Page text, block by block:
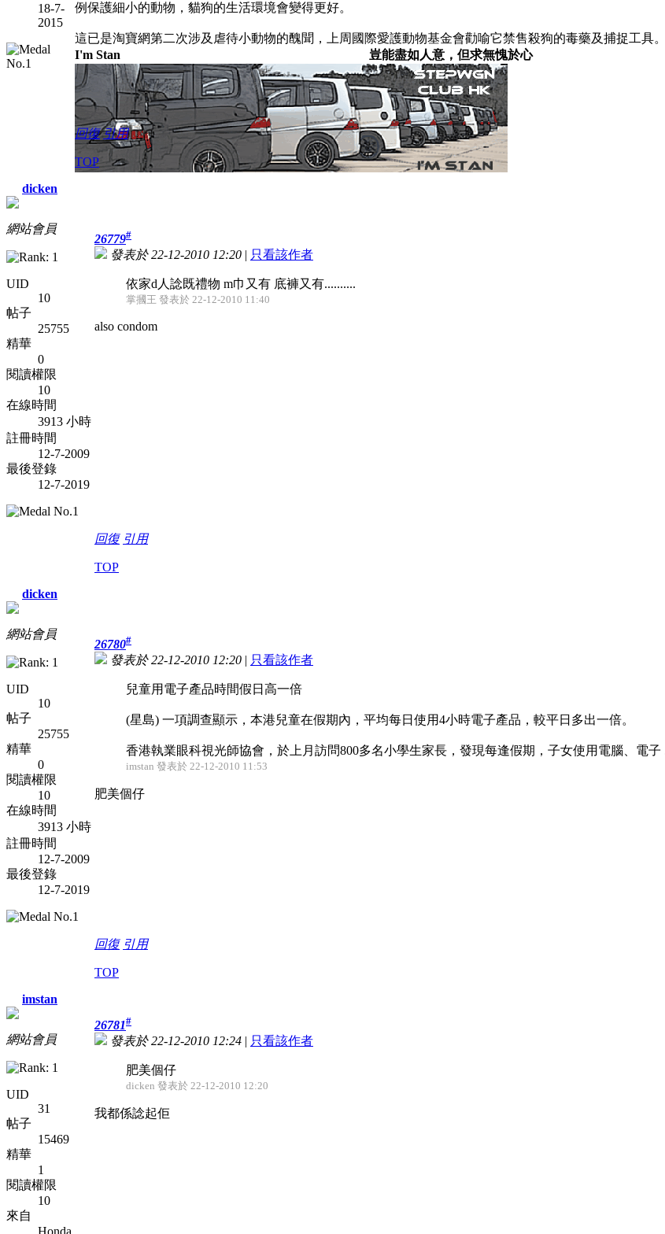
18-7-
2015
例保護細小的動物，貓狗的生活環境會變得更好。
這已是淘寶網第二次涉及虐待小動物的醜聞，上周國際愛護動物基金會勸喻它禁售殺狗的毒藥及捕捉工具。
I'm Stan
豈能盡如人意，但求無愧於心
回復 引用
TOP
dicken
網站會員
UID
10
帖子
25755
精華
0
閱讀權限
10
在線時間
3913 小時
註冊時間
12-7-2009
最後登錄
12-7-2019
26779#
發表於 22-12-2010 12:20 | 只看該作者
依家d人諗既禮物 m巾又有 底褲又有..........
掌摑王 發表於 22-12-2010 11:40
also condom
回復 引用
TOP
dicken
網站會員
UID
10
帖子
25755
精華
0
閱讀權限
10
在線時間
3913 小時
註冊時間
12-7-2009
最後登錄
12-7-2019
26780#
發表於 22-12-2010 12:20 | 只看該作者
兒童用電子產品時間假日高一倍
(星島) 一項調查顯示，本港兒童在假期內，平均每日使用4小時電子產品，較平日多出一倍。
香港執業眼科視光師協會，於上月訪問800多名小學生家長，發現每逢假期，子女使用電腦、電子
imstan 發表於 22-12-2010 11:53
肥美個仔
回復 引用
TOP
imstan
網站會員
UID
31
帖子
15469
精華
1
閱讀權限
10
來自
Honda
26781#
發表於 22-12-2010 12:24 | 只看該作者
肥美個仔
dicken 發表於 22-12-2010 12:20
我都係諗起佢